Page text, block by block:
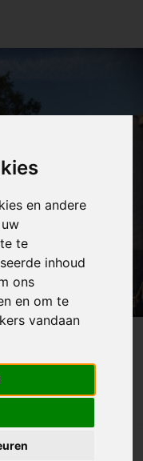
en andere
te
inhoud
ons
en om te
vandaan